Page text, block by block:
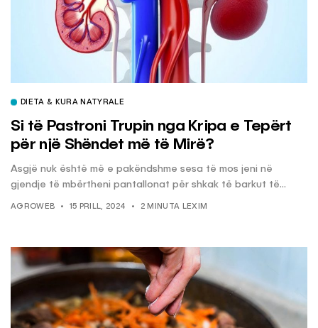
DIETA & KURA NATYRALE
Si të Pastroni Trupin nga Kripa e Tepërt
për një Shëndet më të Mirë?
Asgjë nuk është më e pakëndshme sesa të mos jeni në
gjendje të mbërtheni pantallonat për shkak të barkut të...
AGROWEB 15 PRILL, 2024 2 MINUTA LEXIM